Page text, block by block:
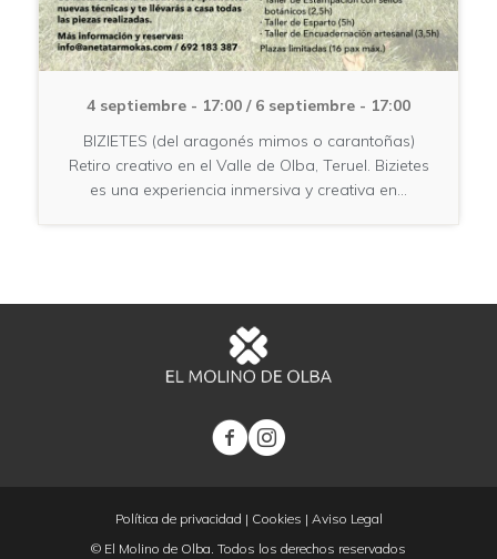
4 septiembre - 17:00 / 6 septiembre - 17:00
BIZIETES (del aragonés mimos o carantoñas)
Retiro creativo en el Valle de Olba, Teruel. Bizietes
es una experiencia inmersiva y creativa en…
Política de privacidad | Cookies | Aviso Legal
© El Molino de Olba. Todos los derechos reservados